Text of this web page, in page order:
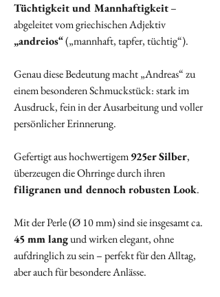
Tüchtigkeit und Mannhaftigkeit–
abgeleitet vom griechischen Adjektiv
„andreios“(„mannhaft, tapfer, tüchtig“).
Genau diese Bedeutung macht „Andreas“ zu
einem besonderen Schmuckstück: stark im
Ausdruck, fein in der Ausarbeitung und voller
persönlicher Erinnerung.
Gefertigt aus hochwertigem925er Silber,
überzeugen die Ohrringe durch ihren
filigranen und dennoch robusten Look.
Mit der Perle (Ø 10 mm) sind sie insgesamt ca.
45 mm langund wirken elegant, ohne
aufdringlich zu sein – perfekt für den Alltag,
aber auch für besondere Anlässe.